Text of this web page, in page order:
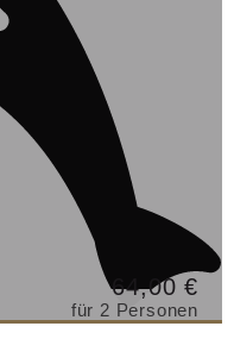
64,00 €
für 2 Personen